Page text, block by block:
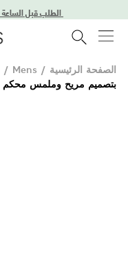
التالي عند الطلب قبل الساعة 7 مساءً
الصفحة الرئيسية /
/ Mens
بتصميم مريح وملمس محكم